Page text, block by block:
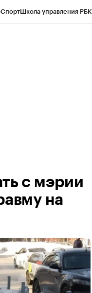
СпортШкола управления РБК
с мэрии
на